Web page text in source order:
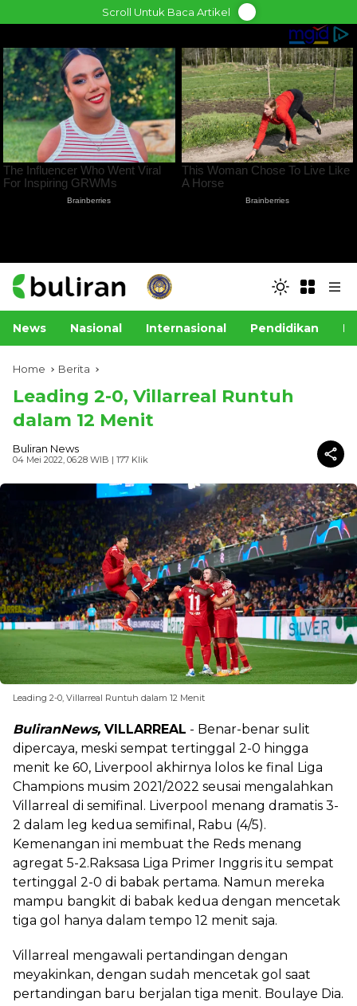
to
Scroll Untuk Baca Artikel
News Nasional Internasional Pendidikan
Home Berita
Leading 2-0, Villarreal Runtuh
dalam 12 Menit
Buliran News
04 Mei 2022, 06:28 WIB | 177 Klik
Leading 2-0, Villarreal Runtuh dalam 12 Menit
BuliranNews, VILLARREAL - Benar-benar sulit
dipercaya, meski sempat tertinggal 2-0 hingga
menit ke 60, Liverpool akhirnya lolos ke final Liga
Champions musim 2021/2022 seusai mengalahkan
Villarreal di semifinal. Liverpool menang dramatis 3-
2 dalam leg kedua semifinal, Rabu (4/5).
Kemenangan ini membuat the Reds menang
agregat 5-2.Raksasa Liga Primer Inggris itu sempat
tertinggal 2-0 di babak pertama. Namun mereka
mampu bangkit di babak kedua dengan mencetak
tiga gol hanya dalam tempo 12 menit saja.
Villarreal mengawali pertandingan dengan
meyakinkan, dengan sudah mencetak gol saat
pertandingan baru berjalan tiga menit. Boulaye Dia.